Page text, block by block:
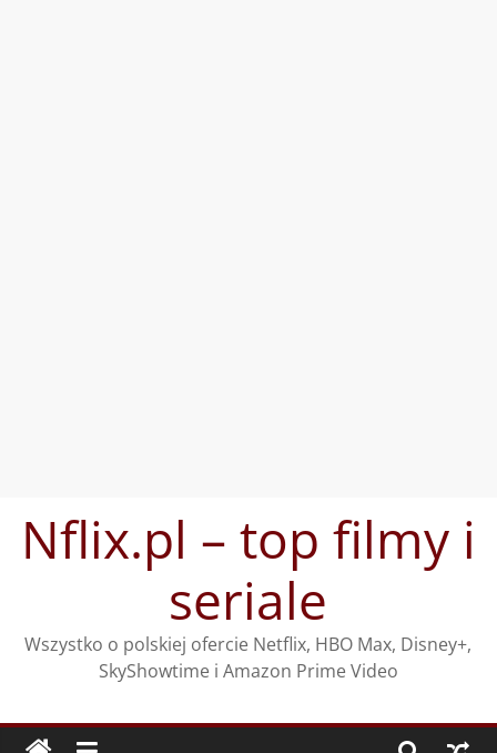
treściNflix.pl – top filmy i
seriale
Wszystko o polskiej ofercie Netflix, HBO Max, Disney+,
SkyShowtime i Amazon Prime Video